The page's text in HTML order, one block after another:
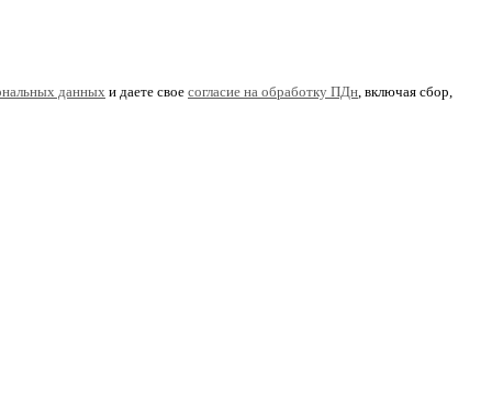
данных и даете свое согласие на обработку ПДн, включая сбор,